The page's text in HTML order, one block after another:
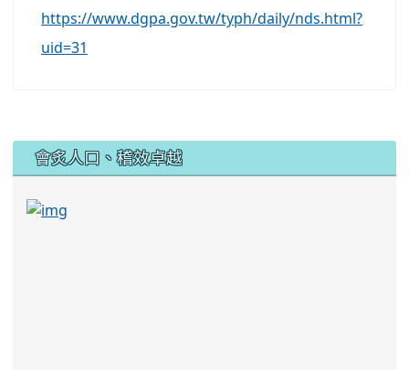
https://www.dgpa.gov.tw/typh/daily/nds.html?
uid=31
會炙人口、稽效卓越